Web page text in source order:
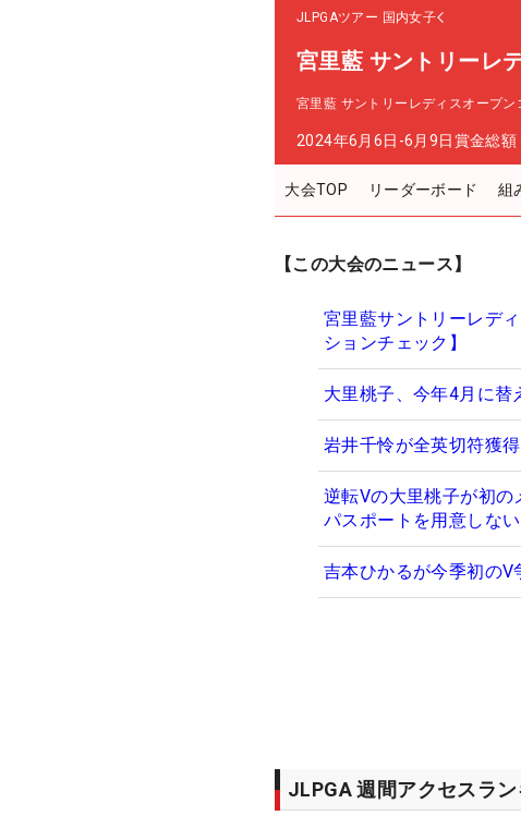
JLPGAツアー 国内女子
宮里藍 サントリーレ
宮里藍 サントリーレディスオープン
2024年6月6日-6月9日賞金総額
大会TOP リーダーボード 組
【この大会のニュース】
宮里藍サントリーレデ
ションチェック】
大里桃子、今年4月に替
岩井千怜が全英切符獲
逆転Vの大里桃子が初
パスポートを用意しない
吉本ひかるが今季初の
JLPGA 週間アクセスラ